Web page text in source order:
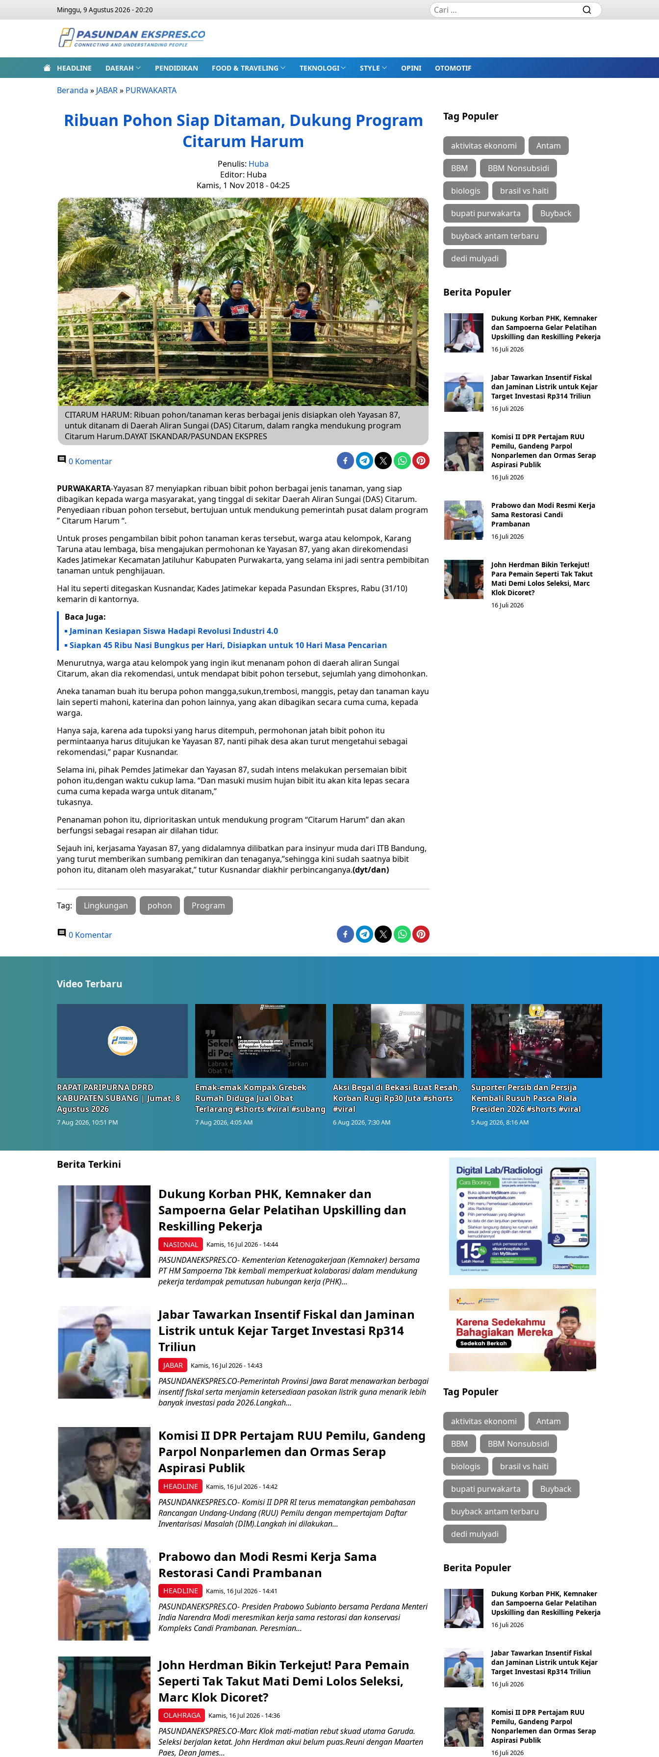
Minggu, 9 Agustus 2026 - 20:20
HEADLINE DAERAH PENDIDIKAN FOOD & TRAVELING TEKNOLOGI STYLE OPINI OTOMOTIF
Beranda » JABAR» PURWAKARTA
Ribuan Pohon Siap Ditaman, Dukung Program
Citarum Harum
Penulis: Huba
Editor: Huba
Kamis, 1 Nov 2018 - 04:25
CITARUM HARUM: Ribuan pohon/tanaman keras berbagai jenis disiapkan oleh Yayasan 87,
untuk ditanam di Daerah Aliran Sungai (DAS) Citarum, dalam rangka mendukung program
Citarum Harum.DAYAT ISKANDAR/PASUNDAN EKSPRES
0 Komentar
PURWAKARTA-Yayasan 87 menyiapkan ribuan bibit pohon berbagai jenis tanaman, yang siap
dibagikan kepada warga masyarakat, yang tinggal di sekitar Daerah Aliran Sungai (DAS) Citarum.
Penyediaan ribuan pohon tersebut, bertujuan untuk mendukung pemerintah pusat dalam program
” Citarum Harum “.
Untuk proses pengambilan bibit pohon tanaman keras tersebut, warga atau kelompok, Karang
Taruna atau lembaga, bisa mengajukan permohonan ke Yayasan 87, yang akan direkomendasi
Kades Jatimekar Kecamatan Jatiluhur Kabupaten Purwakarta, yang selama ini jadi sentra pembibitan
tanaman untuk penghijauan.
Hal itu seperti ditegaskan Kusnandar, Kades Jatimekar kepada Pasundan Ekspres, Rabu (31/10)
kemarin di kantornya.
Baca Juga:
Jaminan Kesiapan Siswa Hadapi Revolusi Industri 4.0
Siapkan 45 Ribu Nasi Bungkus per Hari, Disiapkan untuk 10 Hari Masa Pencarian
Menurutnya, warga atau kelompok yang ingin ikut menanam pohon di daerah aliran Sungai
Citarum, akan dia rekomendasi, untuk mendapat bibit pohon tersebut, sejumlah yang dimohonkan.
Aneka tanaman buah itu berupa pohon mangga,sukun,trembosi, manggis, petay dan tanaman kayu
lain seperti mahoni, katerina dan pohon lainnya, yang akan dibagikan secara cuma cuma, kepada
warga.
Hanya saja, karena ada tupoksi yang harus ditempuh, permohonan jatah bibit pohon itu
permintaanya harus ditujukan ke Yayasan 87, nanti pihak desa akan turut mengetahui sebagai
rekomendasi,” papar Kusnandar.
Selama ini, pihak Pemdes Jatimekar dan Yayasan 87, sudah intens melakukan persemaian bibit
pohon itu,dengan waktu cukup lama. “Dan masuki musim hujan bibit itu akan kita lepas secara
cuma cuma kepada warga untuk ditanam,”
tukasnya.
Penanaman pohon itu, diprioritaskan untuk mendukung program “Citarum Harum” dan akan
berfungsi sebagai resapan air dilahan tidur.
Sejauh ini, kerjasama Yayasan 87, yang didalamnya dilibatkan para insinyur muda dari ITB Bandung,
yang turut memberikan sumbang pemikiran dan tenaganya,”sehingga kini sudah saatnya bibit
pohon itu, ditanam oleh masyarakat,” tutur Kusnandar diakhir perbincanganya.(dyt/dan)
Tag: Lingkungan pohon Program
0 Komentar
Tag Populer
aktivitas ekonomi Antam
BBM BBM Nonsubsidi
biologis brasil vs haiti
bupati purwakarta Buyback
buyback antam terbaru
dedi mulyadi
Berita Populer
Dukung Korban PHK, Kemnaker
dan Sampoerna Gelar Pelatihan
Upskilling dan Reskilling Pekerja
16 Juli 2026
Jabar Tawarkan Insentif Fiskal
dan Jaminan Listrik untuk Kejar
Target Investasi Rp314 Triliun
16 Juli 2026
Komisi II DPR Pertajam RUU
Pemilu, Gandeng Parpol
Nonparlemen dan Ormas Serap
Aspirasi Publik
16 Juli 2026
Prabowo dan Modi Resmi Kerja
Sama Restorasi Candi
Prambanan
16 Juli 2026
John Herdman Bikin Terkejut!
Para Pemain Seperti Tak Takut
Mati Demi Lolos Seleksi, Marc
Klok Dicoret?
16 Juli 2026
Video Terbaru
RAPAT PARIPURNA DPRD
KABUPATEN SUBANG | Jumat, 8
Agustus 2026
7 Aug 2026, 10:51 PM
Emak-emak Kompak Grebek
Rumah Diduga Jual Obat
Terlarang #shorts #viral #subang
7 Aug 2026, 4:05 AM
Aksi Begal di Bekasi Buat Resah,
Korban Rugi Rp30 Juta #shorts
#viral
6 Aug 2026, 7:30 AM
Suporter Persib dan Persija
Kembali Rusuh Pasca Piala
Presiden 2026 #shorts #viral
5 Aug 2026, 8:16 AM
Berita Terkini
NASIONAL
Dukung Korban PHK, Kemnaker dan
Sampoerna Gelar Pelatihan Upskilling dan
Reskilling Pekerja
Kamis, 16 Jul 2026 - 14:44
PASUNDANEKSPRES.CO- Kementerian Ketenagakerjaan (Kemnaker) bersama
PT HM Sampoerna Tbk kembali memperkuat kolaborasi dalam mendukung
pekerja terdampak pemutusan hubungan kerja (PHK)...
JABAR
Jabar Tawarkan Insentif Fiskal dan Jaminan
Listrik untuk Kejar Target Investasi Rp314
Triliun
Kamis, 16 Jul 2026 - 14:43
PASUNDANEKSPRES.CO-Pemerintah Provinsi Jawa Barat menawarkan berbagai
insentif fiskal serta menjamin ketersediaan pasokan listrik guna menarik lebih
banyak investasi pada 2026.Langkah...
HEADLINE
Komisi II DPR Pertajam RUU Pemilu, Gandeng
Parpol Nonparlemen dan Ormas Serap
Aspirasi Publik
Kamis, 16 Jul 2026 - 14:42
PASUNDANKESPRES.CO- Komisi II DPR RI terus mematangkan pembahasan
Rancangan Undang-Undang (RUU) Pemilu dengan mempertajam Daftar
Inventarisasi Masalah (DIM).Langkah ini dilakukan...
HEADLINE
Prabowo dan Modi Resmi Kerja Sama
Restorasi Candi Prambanan
Kamis, 16 Jul 2026 - 14:41
PASUNDANEKSPRES.CO- Presiden Prabowo Subianto bersama Perdana Menteri
India Narendra Modi meresmikan kerja sama restorasi dan konservasi
Kompleks Candi Prambanan. Peresmian...
OLAHRAGA
John Herdman Bikin Terkejut! Para Pemain
Seperti Tak Takut Mati Demi Lolos Seleksi,
Marc Klok Dicoret?
Kamis, 16 Jul 2026 - 14:36
PASUNDANEKSPRES.CO-Marc Klok mati-matian rebut skuad utama Garuda.
Seleksi berjalan ketat. John Herdman akui belum puas.Reuni dengan Maarten
Paes, Dean James...
Tag Populer
aktivitas ekonomi Antam
BBM BBM Nonsubsidi
biologis brasil vs haiti
bupati purwakarta Buyback
buyback antam terbaru
dedi mulyadi
Berita Populer
Dukung Korban PHK, Kemnaker
dan Sampoerna Gelar Pelatihan
Upskilling dan Reskilling Pekerja
16 Juli 2026
Jabar Tawarkan Insentif Fiskal
dan Jaminan Listrik untuk Kejar
Target Investasi Rp314 Triliun
16 Juli 2026
Komisi II DPR Pertajam RUU
Pemilu, Gandeng Parpol
Nonparlemen dan Ormas Serap
Aspirasi Publik
16 Juli 2026